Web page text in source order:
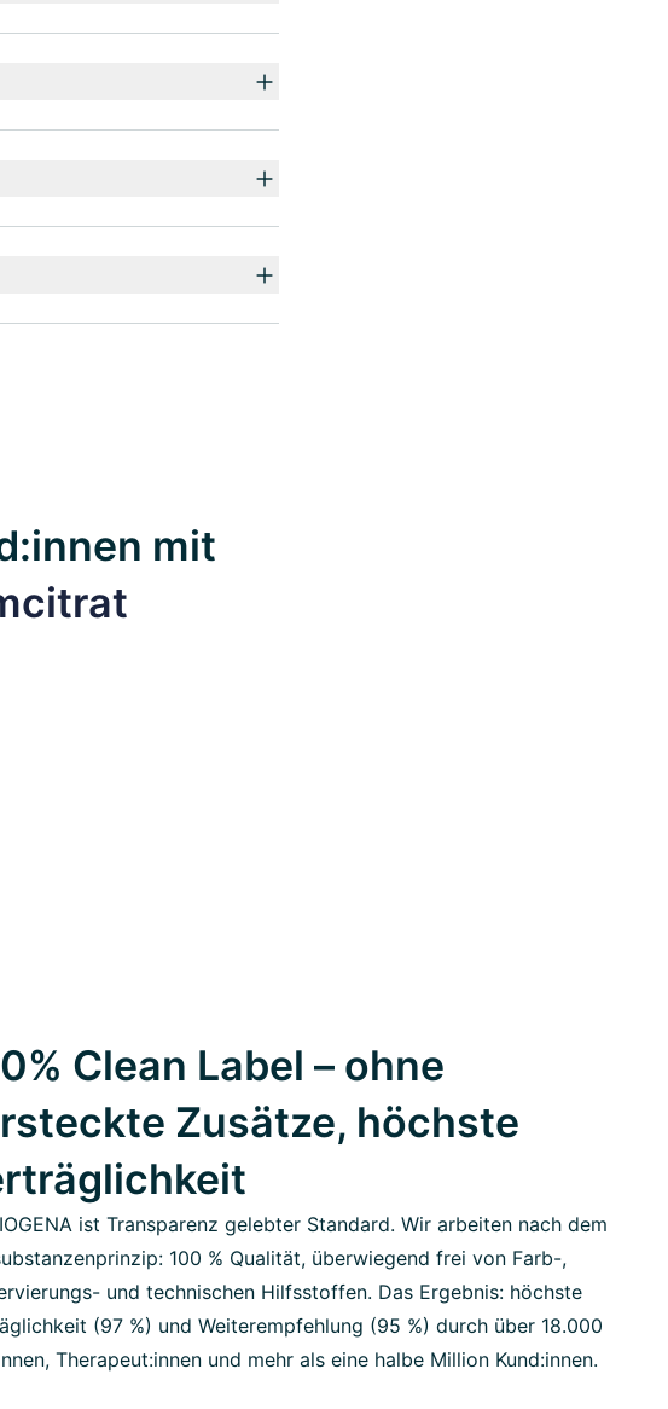
mit
Clean Label – ohne
Zusätze, höchste
ist Transparenz gelebter Standard. Wir arbeiten nach dem
100 % Qualität, überwiegend frei von Farb-,
und technischen Hilfsstoffen. Das Ergebnis: höchste
(97 %) und Weiterempfehlung (95 %) durch über 18.000
Therapeut:innen und mehr als eine halbe Million Kund:innen.